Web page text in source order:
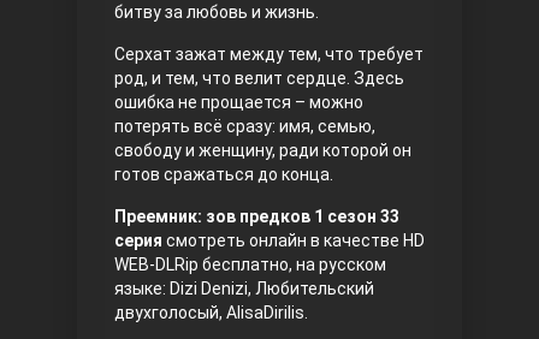
Три сестры
битву за любовь и жизнь.
Серхат зажат между тем, что требует
род, и тем, что велит сердце. Здесь
ошибка не прощается – можно
потерять всё сразу: имя, семью,
свободу и женщину, ради которой он
готов сражаться до конца.
Преемник: зов предков 1 сезон 33
серия смотреть онлайн в качестве HD
WEB-DLRip бесплатно, на русском
языке: Dizi Denizi, Любительский
двухголосый, AlisaDirilis.